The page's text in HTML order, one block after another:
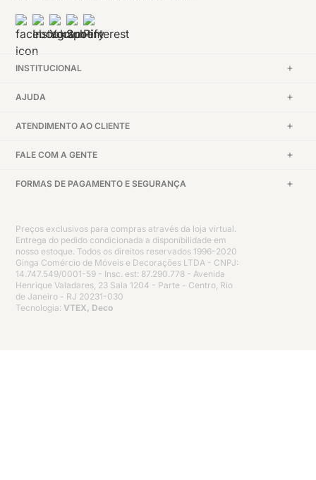
INSTITUCIONAL
AJUDA
ATENDIMENTO AO CLIENTE
FALE COM A GENTE
FORMAS DE PAGAMENTO E SEGURANÇA
Preços exclusivos para compras através da loja virtual.
Entrega do pedido condicionada a disponibilidade em
nosso estoque. Todos os direitos reservados 1996-2020
Ginga Comércio de Móveis e Decorações LTDA - CNPJ:
14.747.549/0001-59 - Insc. est: 87.290.778 - Avenida
Henrique Valadares, 23 Sala 1204 - Parte - Centro, Rio
de Janeiro - RJ 20231-030
Tecnologia: VTEX, Deco